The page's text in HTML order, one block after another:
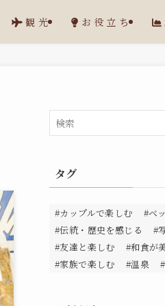
観光 お役立ち
タグ
#カップルで楽しむ
#ベ
#伝統・歴史を感じる
#
#友達と楽しむ
#和食が
#家族で楽しむ
#温泉